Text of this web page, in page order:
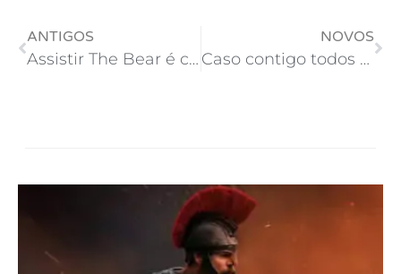
ANTIGOS
Assistir The Bear é como fazer apineia!
NOVOS
Caso contigo todos os dias